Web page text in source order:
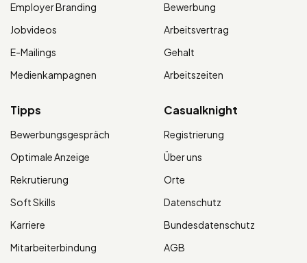
Employer Branding
Jobvideos
E-Mailings
Medienkampagnen
Bewerbung
Arbeitsvertrag
Gehalt
Arbeitszeiten
Tipps
Bewerbungsgespräch
Optimale Anzeige
Rekrutierung
Soft Skills
Karriere
Mitarbeiterbindung
Casualknight
Registrierung
Über uns
Orte
Datenschutz
Bundesdatenschutz
AGB